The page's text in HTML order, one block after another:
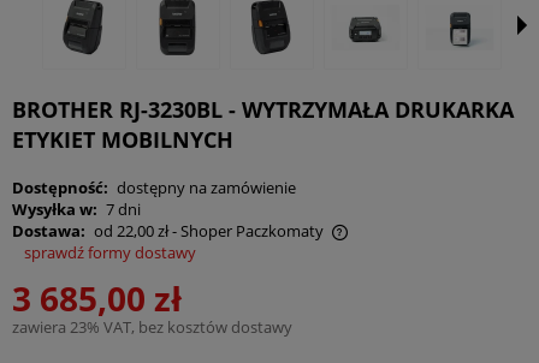
BROTHER RJ-3230BL - WYTRZYMAŁA DRUKARKA
ETYKIET MOBILNYCH
Dostępność: dostępny na zamówienie
Wysyłka w: 7 dni
Dostawa: od 22,00 zł- Shoper Paczkomaty
Cena nie zawiera ewentualnych kosztów płatności
sprawdź formy dostawy
3 685,00 zł
zawiera 23% VAT, bez kosztów dostawy